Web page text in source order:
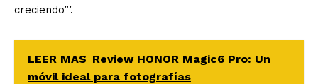
creciendo”’.
LEER MAS Review HONOR Magic6 Pro: Un
móvil ideal para fotografías